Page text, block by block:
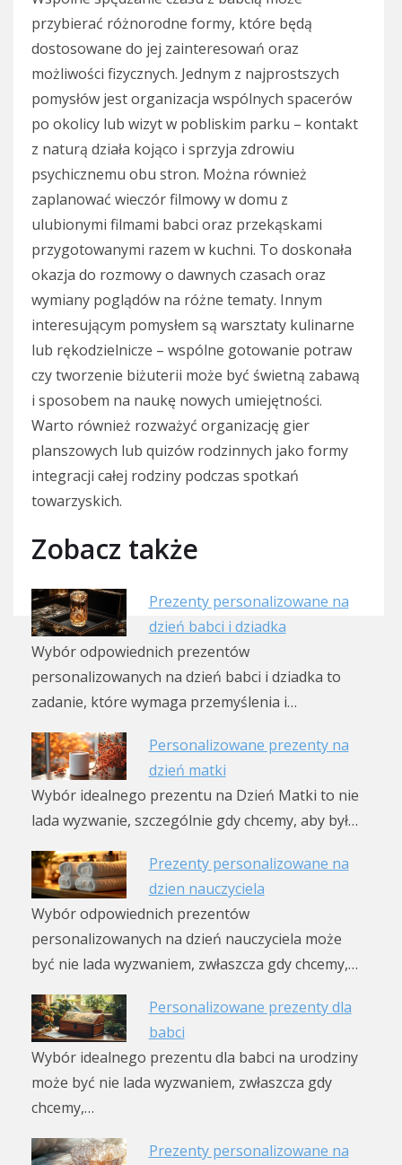
przybierać różnorodne formy, które będą
dostosowane do jej zainteresowań oraz
możliwości fizycznych. Jednym z najprostszych
pomysłów jest organizacja wspólnych spacerów
po okolicy lub wizyt w pobliskim parku – kontakt
z naturą działa kojąco i sprzyja zdrowiu
psychicznemu obu stron. Można również
zaplanować wieczór filmowy w domu z
ulubionymi filmami babci oraz przekąskami
przygotowanymi razem w kuchni. To doskonała
okazja do rozmowy o dawnych czasach oraz
wymiany poglądów na różne tematy. Innym
interesującym pomysłem są warsztaty kulinarne
lub rękodzielnicze – wspólne gotowanie potraw
czy tworzenie biżuterii może być świetną zabawą
i sposobem na naukę nowych umiejętności.
Warto również rozważyć organizację gier
planszowych lub quizów rodzinnych jako formy
integracji całej rodziny podczas spotkań
towarzyskich.
Zobacz także
Prezenty personalizowane na
dzień babci i dziadka
Wybór odpowiednich prezentów
personalizowanych na dzień babci i dziadka to
zadanie, które wymaga przemyślenia i…
Personalizowane prezenty na
dzień matki
Wybór idealnego prezentu na Dzień Matki to nie
lada wyzwanie, szczególnie gdy chcemy, aby był…
Prezenty personalizowane na
dzien nauczyciela
Wybór odpowiednich prezentów
personalizowanych na dzień nauczyciela może
być nie lada wyzwaniem, zwłaszcza gdy chcemy,…
Personalizowane prezenty dla
babci
Wybór idealnego prezentu dla babci na urodziny
może być nie lada wyzwaniem, zwłaszcza gdy
chcemy,…
Prezenty personalizowane na